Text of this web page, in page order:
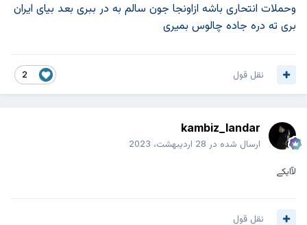
وحملات انتحاری باشه ازاونجا جون سالم به در ببری بعد بیای ایران
بری ته دره جاده چالوس بمیری
2 نقل قول
kambiz_landar
ارسال شده در 28 اردیبهشت، 2023
لآایکے
نقل قول